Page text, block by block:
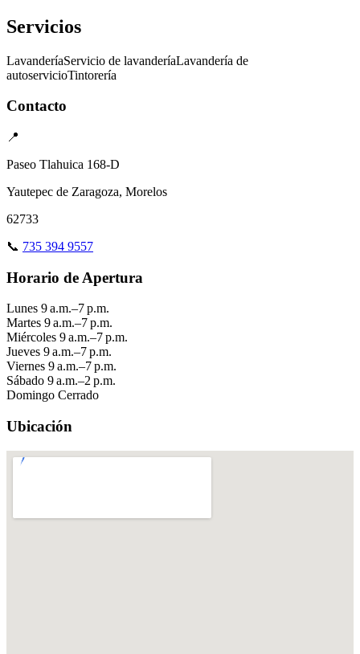
Servicios
LavanderíaServicio de lavanderíaLavandería de
autoservicioTintorería
Contacto
📍
Paseo Tlahuica 168-D
Yautepec de Zaragoza, Morelos
62733
📞 735 394 9557
Horario de Apertura
Lunes 9 a.m.–7 p.m.
Martes 9 a.m.–7 p.m.
Miércoles 9 a.m.–7 p.m.
Jueves 9 a.m.–7 p.m.
Viernes 9 a.m.–7 p.m.
Sábado 9 a.m.–2 p.m.
Domingo Cerrado
Ubicación